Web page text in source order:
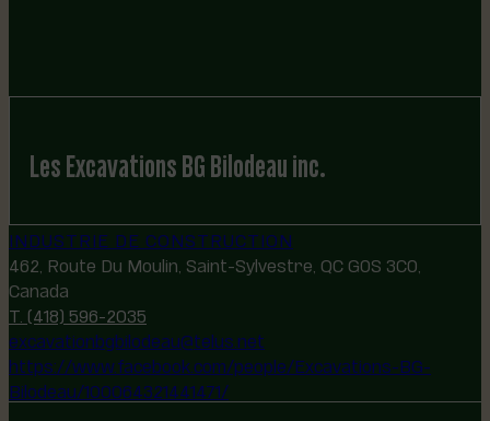
Les Excavations BG Bilodeau inc.
INDUSTRIE DE CONSTRUCTION
462, Route Du Moulin, Saint-Sylvestre, QC G0S 3C0,
Canada
T. (418) 596-2035
excavationbgbilodeau@telus.net
https://www.facebook.com/people/Excavations-BG-
Bilodeau/100064321441471/